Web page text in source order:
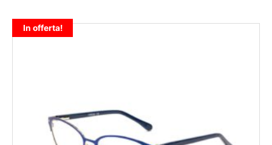
In offerta!